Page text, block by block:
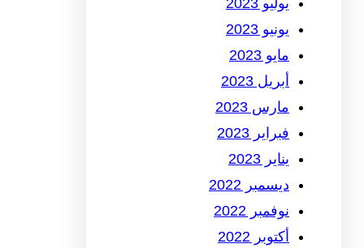
يونيو 2023
مايو 2023
أبريل 2023
مارس 2023
فبراير 2023
يناير 2023
ديسمبر 2022
نوفمبر 2022
أكتوبر 2022